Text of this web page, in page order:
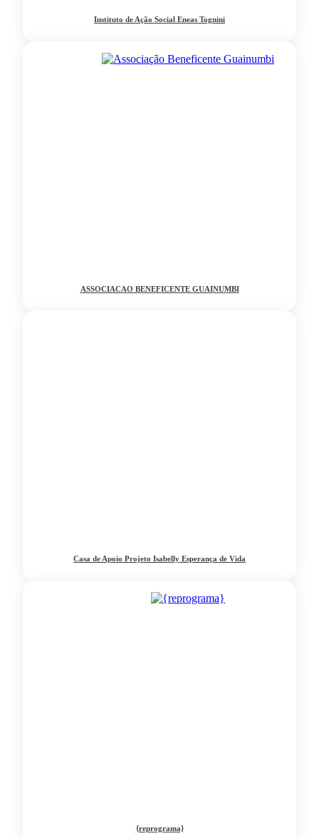
Instituto de Ação Social Eneas Tognini
ASSOCIACAO BENEFICENTE GUAINUMBI
Casa de Apoio Projeto Isabelly Esperança de Vida
{reprograma}